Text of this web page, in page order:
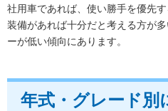
社用車であれば、使い勝手を優先
装備があれば十分だと考える方が
ーが低い傾向にあります。
年式・グレード別